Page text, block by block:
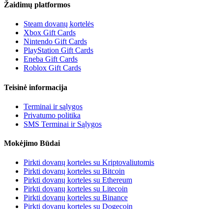
Žaidimų platformos
Steam dovanų kortelės
Xbox Gift Cards
Nintendo Gift Cards
PlayStation Gift Cards
Eneba Gift Cards
Roblox Gift Cards
Teisinė informacija
Terminai ir sąlygos
Privatumo politika
SMS Terminai ir Sąlygos
Mokėjimo Būdai
Pirkti dovanų korteles su Kriptovaliutomis
Pirkti dovanų korteles su Bitcoin
Pirkti dovanų korteles su Ethereum
Pirkti dovanų korteles su Litecoin
Pirkti dovanų korteles su Binance
Pirkti dovanų korteles su Dogecoin